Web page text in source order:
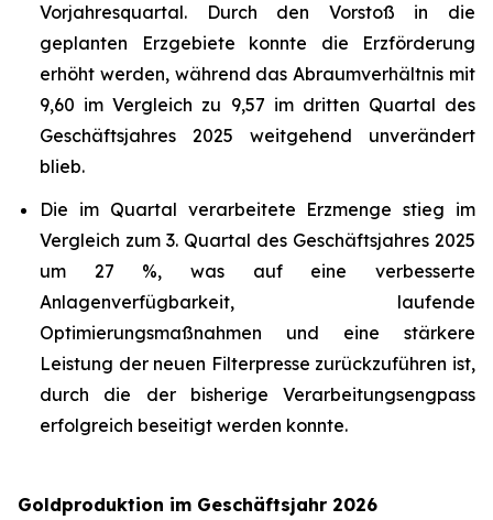
Vorjahresquartal. Durch den Vorstoß in die
geplanten Erzgebiete konnte die Erzförderung
erhöht werden, während das Abraumverhältnis mit
9,60 im Vergleich zu 9,57 im dritten Quartal des
Geschäftsjahres 2025 weitgehend unverändert
blieb.
Die im Quartal verarbeitete Erzmenge stieg im
Vergleich zum 3. Quartal des Geschäftsjahres 2025
um 27 %, was auf eine verbesserte
Anlagenverfügbarkeit, laufende
Optimierungsmaßnahmen und eine stärkere
Leistung der neuen Filterpresse zurückzuführen ist,
durch die der bisherige Verarbeitungsengpass
erfolgreich beseitigt werden konnte.
Goldproduktion im Geschäftsjahr 2026